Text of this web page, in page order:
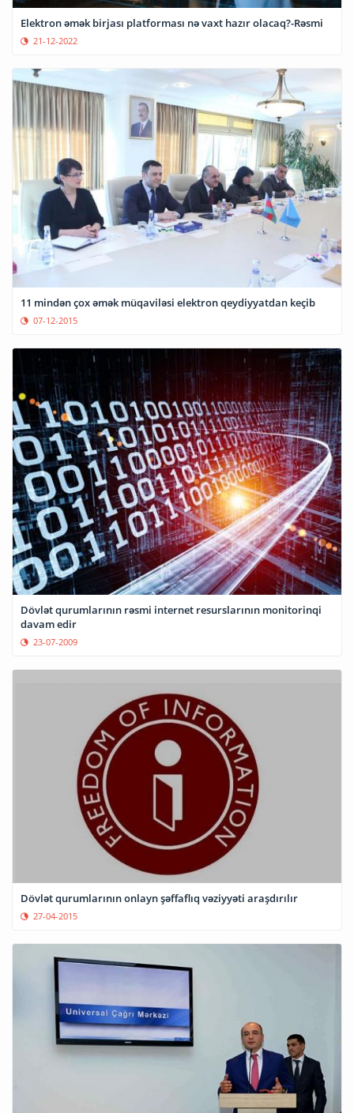
Elektron əmək birjası platforması nə vaxt hazır olacaq?-Rəsmi
21-12-2022
11 mindən çox əmək müqaviləsi elektron qeydiyyatdan keçib
07-12-2015
Dövlət qurumlarının rəsmi internet resurslarının monitorinqi
davam edir
23-07-2009
Dövlət qurumlarının onlayn şəffaflıq vəziyyəti araşdırılır
27-04-2015